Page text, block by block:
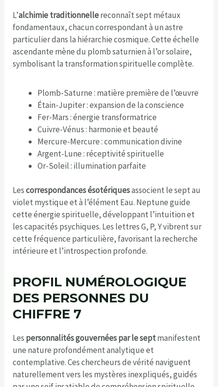
L’alchimie traditionnellereconnaît sept métaux
fondamentaux, chacun correspondant à un astre
particulier dans la hiérarchie cosmique. Cette échelle
ascendante mène du plomb saturnien à l’or solaire,
symbolisant la transformation spirituelle complète.
Plomb-Saturne : matière première de l’œuvre
Étain-Jupiter : expansion de la conscience
Fer-Mars : énergie transformatrice
Cuivre-Vénus : harmonie et beauté
Mercure-Mercure : communication divine
Argent-Lune : réceptivité spirituelle
Or-Soleil : illumination parfaite
Lescorrespondances ésotériquesassocient le sept au
violet mystique et à l’élément Eau. Neptune guide
cette énergie spirituelle, développant l’intuition et
les capacités psychiques. Les lettres G, P, Y vibrent sur
cette fréquence particulière, favorisant la recherche
intérieure et l’introspection profonde.
PROFIL NUMÉROLOGIQUE
DES PERSONNES DU
CHIFFRE 7
Les personnalités gouvernées par le septmanifestent
une nature profondément analytique et
contemplative. Ces chercheurs de vérité naviguent
naturellement vers les mystères inexpliqués, guidés